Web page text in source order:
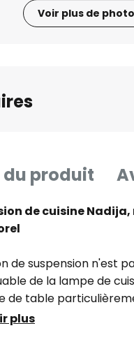
Voir plus de
du produit
de cuisine
de suspension n'est
de la lampe de
de table
permet de régler la
plus